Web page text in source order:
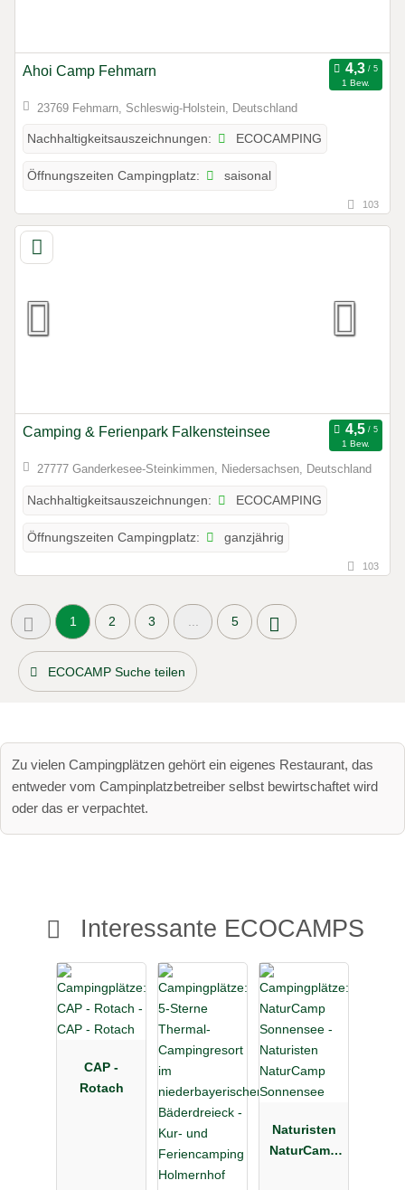
Ahoi Camp Fehmarn
1 Bew.
23769 Fehmarn, Schleswig-Holstein, Deutschland
Nachhaltigkeitsauszeichnungen: ECOCAMPING
Öffnungszeiten Campingplatz: saisonal
103
Camping & Ferienpark Falkensteinsee
1 Bew.
27777 Ganderkesee-Steinkimmen, Niedersachsen, Deutschland
Nachhaltigkeitsauszeichnungen: ECOCAMPING
Öffnungszeiten Campingplatz: ganzjährig
103
1 2 3 5
ECOCAMP Suche teilen
Zu vielen Campingplätzen gehört ein eigenes Restaurant, das
entweder vom Campinplatzbetreiber selbst bewirtschaftet wird
oder das er verpachtet.
Interessante ECOCAMPS
CAP -
Rotach
Naturisten
NaturCamp